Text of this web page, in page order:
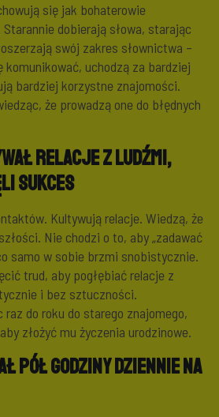
się jak bohaterowie
dobierają słowa, starając
swój zakres słownictwa –
uchodzą za bardziej
bardziej korzystne znajomości.
że prowadzą one do błędnych
relacje z ludźmi,
sukces
Kultywują relacje. Wiedzą, że
Nie chodzi o to, aby „zadawać
samo w sobie brzmi snobistycznie.
trud, aby pogłębiać relacje z
i bez sztuczności.
raz do roku do starego znajomego,
złożyć mu życzenia urodzinowe.
pół godziny dziennie na